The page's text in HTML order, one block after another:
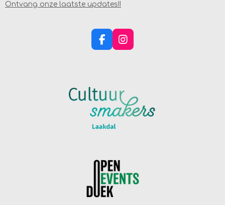
Ontvang onze laatste updates!!
F
A
O
O
K
I
N
G
R
A
M